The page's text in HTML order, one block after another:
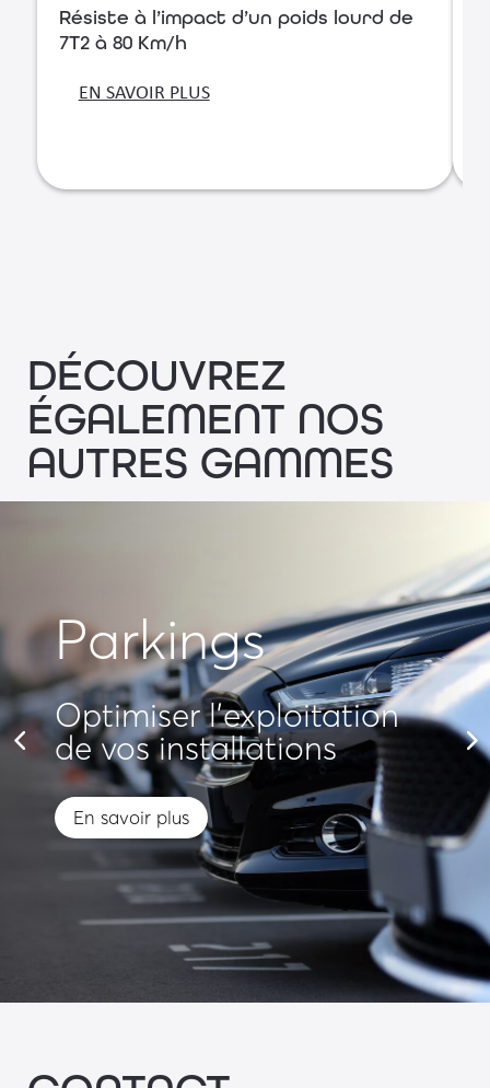
Résiste à l’impact d’un poids lourd de
7T2 à 80 Km/h
EN SAVOIR PLUS
DÉCOUVREZ
ÉGALEMENT NOS
AUTRES GAMMES
Parkings
Optimiser l'exploitation
de vos installations
En savoir plus